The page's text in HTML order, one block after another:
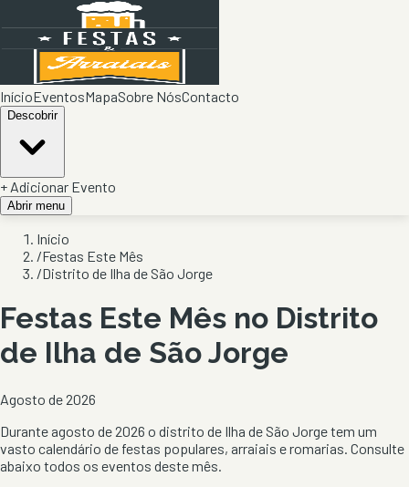
InícioEventosMapaSobre NósContacto
Descobrir
+ Adicionar Evento
Abrir menu
Início
/Festas Este Mês
/Distrito de Ilha de São Jorge
Festas Este Mês no Distrito
de Ilha de São Jorge
Agosto de 2026
Durante agosto de 2026 o distrito de Ilha de São Jorge tem um
vasto calendário de festas populares, arraiais e romarias. Consulte
abaixo todos os eventos deste mês.